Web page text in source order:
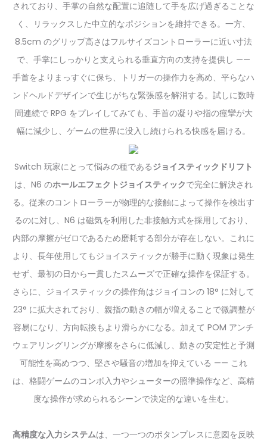
されており、手掌の自然な配置に追随して手を広げ過ぎることな
く、リラックスした中立的なポジションを維持できる。一方、
8.5cm のグリップ高さはフルサイズコントローラーに近い寸法
で、手掌にしっかりと支えられる垂直方向の支持を提供し ——
手首をよりまっすぐに保ち、トリガーの操作力を高め、平らなハ
ンドヘルドデザインで生じがちな緊張感を解消する。試しに数時
間連続で RPG をプレイしてみても、手首の凝りや指の痙攣が大
幅に減少し、ゲームの世界に没入し続けられる快感を届ける。
Switch 玩家にとって悩みの種であるジョイスティックドリフト
は、N6 のホールエフェクトジョイスティックで完全に解決され
る。従来のコントローラーが物理的な接触によって操作を検出す
るのに対し、N6 は磁気を利用した非接触方式を採用しており、
内部の摩擦がゼロであるため磨耗する部分が存在しない。これに
より、長年使用してもジョイスティックが勝手に動く現象は発生
せず、最初の日から一貫したスムーズで正確な操作を保証する。
さらに、ジョイスティックの操作角はジョイコンの 18° に対して
23° に拡大されており、親指の動きの幅が増えることで微調整が
容易になり、方向転換もより滑らかになる。加えて POM アンチ
ウェアリングリングが摩擦をさらに低減し、動きの安定性と予測
可能性を高めつつ、堅さや騒音の増加を抑えている —— これ
は、格闘ゲームのコンボ入力やシューターの照準操作など、高精
度な操作が求められるシーンで決定的な違いを生む。
高精度な入力システムは、一つ一つのボタンプレスに意図を反映